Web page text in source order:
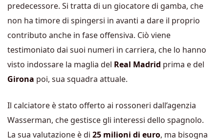
predecessore. Si tratta di un giocatore di gamba, che
non ha timore di spingersi in avanti a dare il proprio
contributo anche in fase offensiva. Ciò viene
testimoniato dai suoi numeri in carriera, che lo hanno
visto indossare la maglia del Real Madrid prima e del
Girona poi, sua squadra attuale.
Il calciatore è stato offerto ai rossoneri dall’agenzia
Wasserman, che gestisce gli interessi dello spagnolo.
La sua valutazione è di 25 milioni di euro, ma bisogna